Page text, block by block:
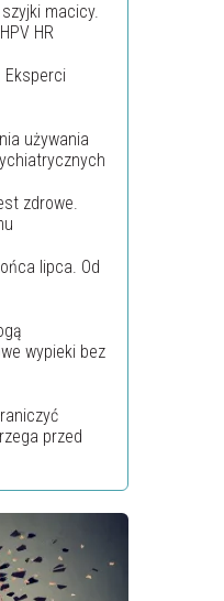
macicy.
HR
Eksperci
używania
zdrowe.
lipca. Od
wypieki bez
przed